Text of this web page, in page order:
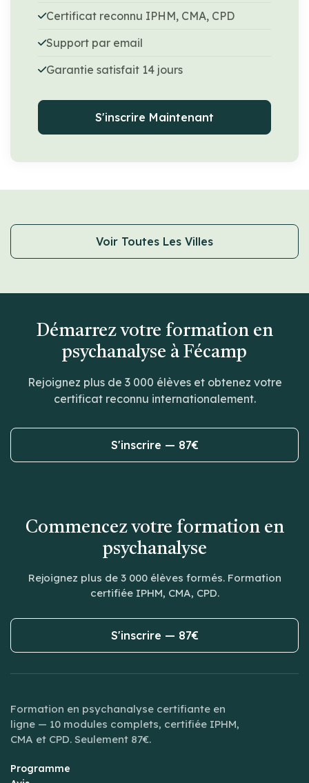
Certificat reconnu IPHM, CMA, CPD
Support par email
Garantie satisfait 14 jours
S'inscrire Maintenant
Voir Toutes Les Villes
Démarrez votre formation en
psychanalyse à Fécamp
Rejoignez plus de 3 000 élèves et obtenez votre
certificat reconnu internationalement.
S'inscrire — 87€
Commencez votre formation en
psychanalyse
Rejoignez plus de 3 000 élèves formés. Formation
certifiée IPHM, CMA, CPD.
S'inscrire — 87€
Formation en psychanalyse certifiante en
ligne — 10 modules complets, certifiée IPHM,
CMA et CPD. Seulement 87€.
Programme